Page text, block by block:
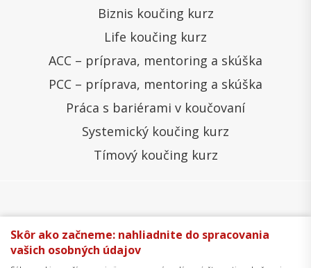
Biznis koučing kurz
Life koučing kurz
ACC – príprava, mentoring a skúška
PCC – príprava, mentoring a skúška
Práca s bariérami v koučovaní
Systemický koučing kurz
Tímový koučing kurz
Všeobecné obchodné podmienky
Správa cookies
Ochrana osobných údajov
Skôr ako začneme: nahliadnite do spracovania
vašich osobných údajov